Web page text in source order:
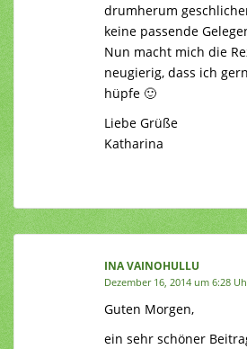
drumherum
keine passende
Nun macht mich die
neugierig, dass ich
hüpfe 🙂
Liebe Grüße
Katharina
INA VAINOHULLU
Dezember 16, 2014 um 6:28
Guten Morgen,
ein sehr schöner